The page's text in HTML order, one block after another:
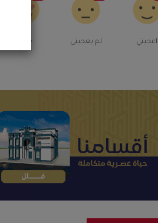
اعجبني لم يعجبنى Love